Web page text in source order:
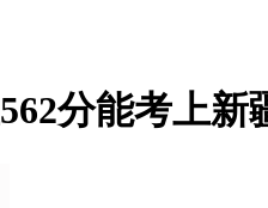
分能考上